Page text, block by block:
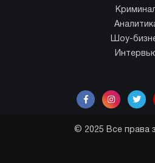
Шоу-
© 2025 Все права